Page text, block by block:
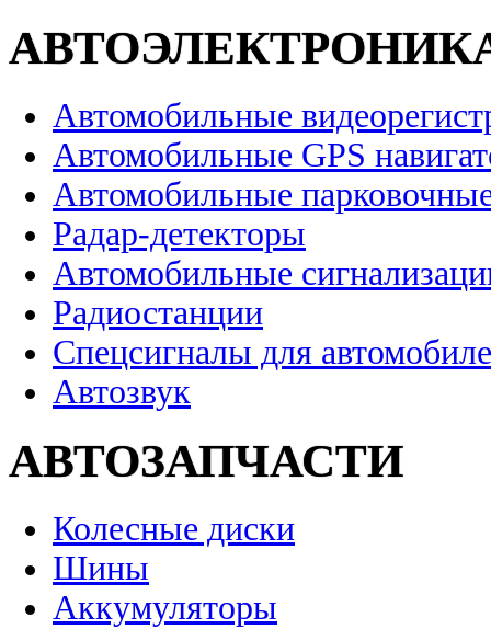
Автомобильные
Автомобильные GPS
Автомобильные
Радар-детекторы
Автомобильные
Радиостанции
Спецсигналы для
Автозвук
АВТОЗАПЧАСТИ
Колесные диски
Шины
Аккумуляторы